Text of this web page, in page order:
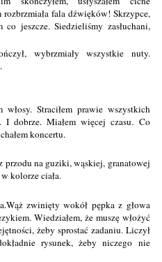
fala dźwięków! Skrzypce,
jeszcze. Siedzieliśmy zasłuchani,
wybrzmiały wszystkie nuty.
włosy. Straciłem prawie wszystkich
dobrze. Miałem więcej czasu. Co
koncertu.
przodu na guziki, wąskiej, granatowej
kolorze ciała.
zwinięty wokół pępka z głowa
Wiedziałem, że muszę włożyć
żeby sprostać zadaniu. Liczył
rysunek, żeby niczego nie